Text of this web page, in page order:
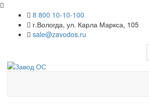
8 800 10-10-100
г.Вологда, ул. Карла Маркса, 105
sale@zavodos.ru